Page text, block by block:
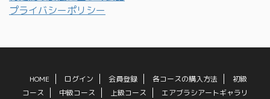
プライバシーポリシー
HOME ログイン 会員登録 各コースの購入方法
初級
コース
中級コース 上級コース
エアブラシアートギャラリ